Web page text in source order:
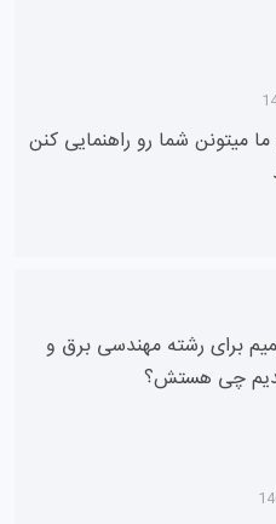
میتونن شما رو راهنمایی کنن
برای رشته مهندسی برق و
چی هستش؟